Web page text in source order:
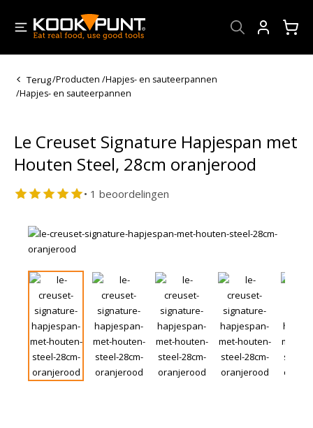
Terug/Producten /Hapjes- en sauteerpannen
/Hapjes- en sauteerpannen
Le Creuset Signature Hapjespan met
Houten Steel, 28cm oranjerood
• 1 beoordelingen